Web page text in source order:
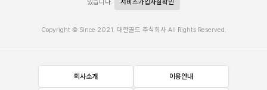
있습니다. 서비스가입사실확인
Copyright © Since 2021. 대한골드 주식회사 All Rights Reserved.
회사소개 이용안내